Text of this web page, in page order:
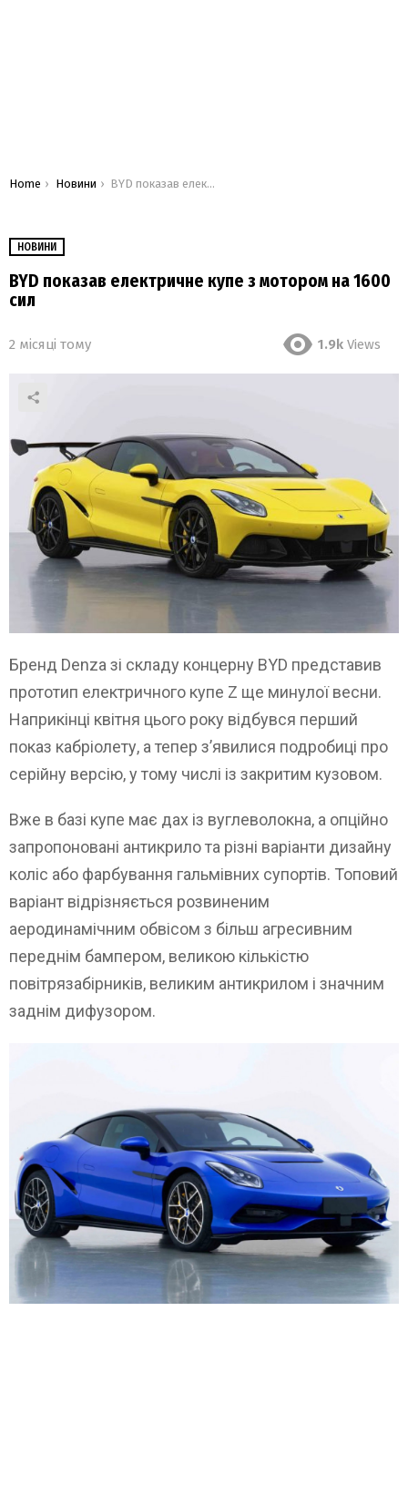
You are here:
Home Новини BYD показав електричне купе з мотором на 1600 сил
НОВИНИ
BYD показав електричне купе з мотором на 1600
сил
2 місяці тому 1.9k Views
Бренд Denza зі складу концерну BYD представив
прототип електричного купе Z ще минулої весни.
Наприкінці квітня цього року відбувся перший
показ кабріолету, а тепер з’явилися подробиці про
серійну версію, у тому числі із закритим кузовом.
Вже в базі купе має дах із вуглеволокна, а опційно
запропоновані антикрило та різні варіанти дизайну
коліс або фарбування гальмівних супортів. Топовий
варіант відрізняється розвиненим
аеродинамічним обвісом з більш агресивним
переднім бампером, великою кількістю
повітрязабірників, великим антикрилом і значним
заднім дифузором.